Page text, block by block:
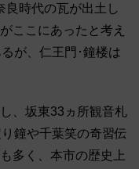
良時代の瓦が出土し
ここにあったと考え
が、仁王門･鐘楼は
、坂東33ヵ所観音札
鐘や千葉笑の奇習伝
多く、本市の歴史上